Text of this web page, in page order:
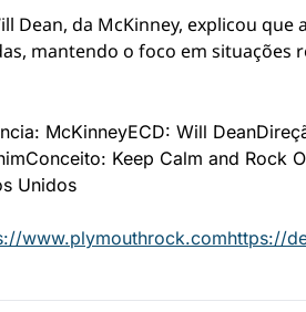
Dean, da McKinney, explicou
mantendo o foco em situações
McKinneyECD: Will Dean
Conceito: Keep Calm and Rock
Unidos
www.plymouthrock.comhttps://